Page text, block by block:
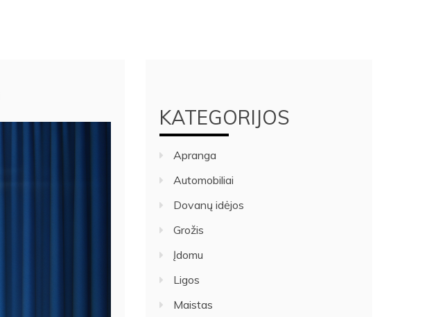
KATEGORIJOS
Apranga
Automobiliai
Dovanų idėjos
Grožis
Įdomu
Ligos
Maistas